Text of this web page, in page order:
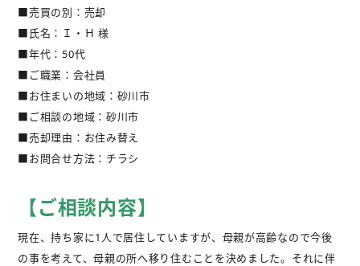
不動産購入
不動産 管理相談
会社案内
■売買の別：売却
■氏名：Ｉ・Ｈ 様
■年代：50代
■ご職業：会社員
■お住まいの地域：砂川市
■ご相談の地域：砂川市
■売却理由：お住み替え
■お問合せ方法：チラシ
【ご相談内容】
現在、持ち家に1人で居住していますが、母親が高齢なので今後
の事を考えて、母親の所へ移り住むことを決めました。それに伴